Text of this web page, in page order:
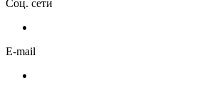
Соц. сети
E-mail